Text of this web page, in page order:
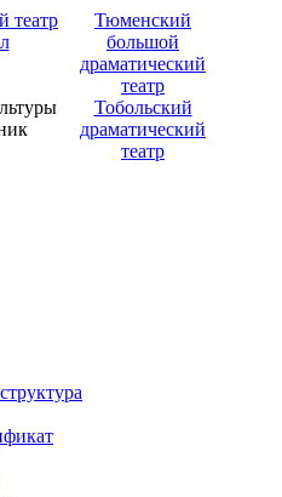
театр
Тюменский
большой
драматический
театр
Тобольский
драматический
театр